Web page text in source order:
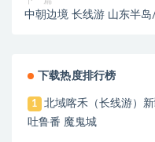
中朝边境 长线游 山东半
下载热度排行榜
1
北域喀禾（长线游）
吐鲁番 魔鬼城